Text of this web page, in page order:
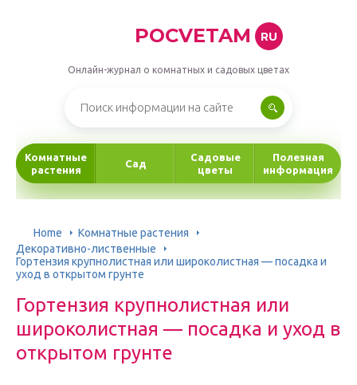
POCVETAM RU
Онлайн-журнал о комнатных и садовых цветах
Комнатные
растения
Сад
Садовые
цветы
Полезная
информация
Home
Комнатные растения
Декоративно-лиственные
Гортензия крупнолистная или широколистная — посадка и
уход в открытом грунте
Гортензия крупнолистная или
широколистная — посадка и уход в
открытом грунте